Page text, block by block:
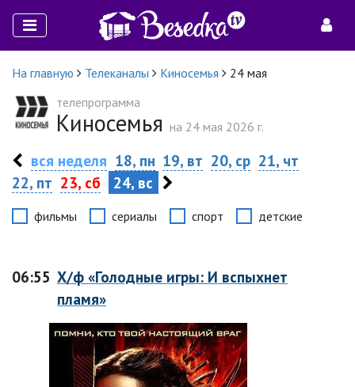
На главную Телеканалы Киносемья
24 мая
телепрограмма
Киносемья на 24 мая 2026 г.
вся неделя 18, пн 19, вт 20, ср 21, чт
22, пт 23, сб 24, вс
фильмы сериалы спорт детские
06:55 Х/ф «Голодные игры: И вспыхнет
пламя»